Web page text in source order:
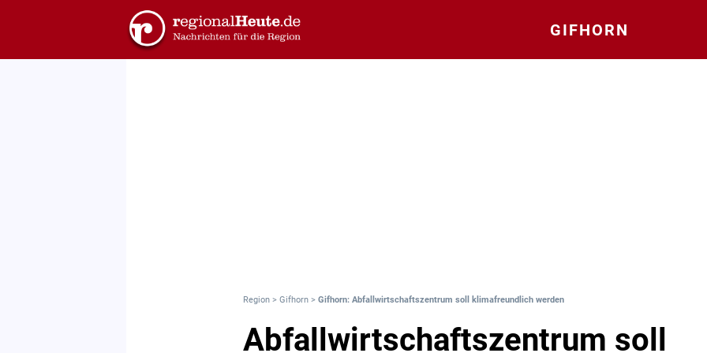
GIFHORN
Region > Gifhorn > Gifhorn: Abfallwirtschaftszentrum soll klimafreundlich werden
Abfallwirtschaftszentrum soll